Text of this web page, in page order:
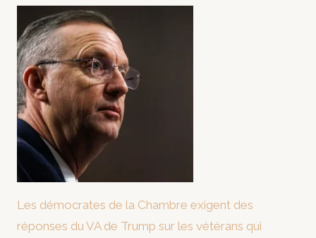
Les démocrates de la Chambre exigent des
réponses du VA de Trump sur les vétérans qui